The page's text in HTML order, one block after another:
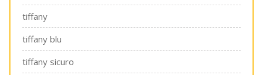
tiffany
tiffany blu
tiffany sicuro